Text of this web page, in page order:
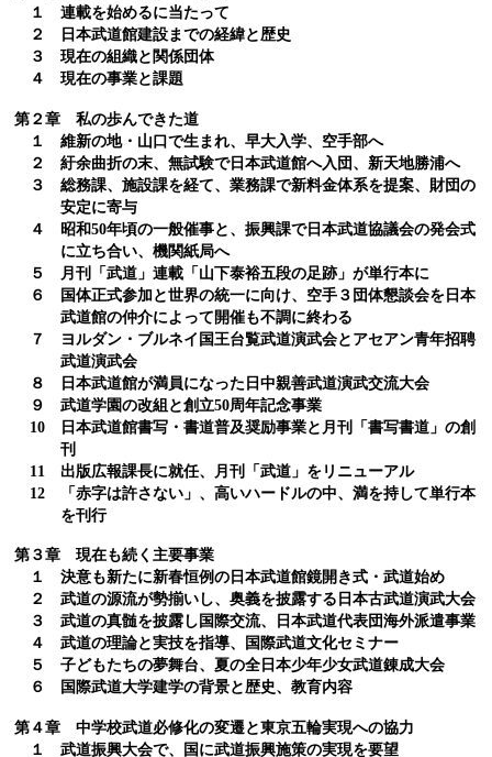
１ 連載を始めるに当たって
２ 日本武道館建設までの経緯と歴史
３ 現在の組織と関係団体
４ 現在の事業と課題
第２章 私の歩んできた道
１ 維新の地・山口で生まれ、早大入学、空手部へ
２ 紆余曲折の末、無試験で日本武道館へ入団、新天地勝浦へ
３ 総務課、施設課を経て、業務課で新料金体系を提案、財団の
安定に寄与
４ 昭和50年頃の一般催事と、振興課で日本武道協議会の発会式
に立ち合い、機関紙局へ
５ 月刊「武道」連載「山下泰裕五段の足跡」が単行本に
６ 国体正式参加と世界の統一に向け、空手３団体懇談会を日本
武道館の仲介によって開催も不調に終わる
７ ヨルダン・ブルネイ国王台覧武道演武会とアセアン青年招聘
武道演武会
８ 日本武道館が満員になった日中親善武道演武交流大会
９ 武道学園の改組と創立50周年記念事業
10 日本武道館書写・書道普及奨励事業と月刊「書写書道」の創
刊
11 出版広報課長に就任、月刊「武道」をリニューアル
12 「赤字は許さない」、高いハードルの中、満を持して単行本
を刊行
第３章 現在も続く主要事業
１ 決意も新たに新春恒例の日本武道館鏡開き式・武道始め
２ 武道の源流が勢揃いし、奥義を披露する日本古武道演武大会
３ 武道の真髄を披露し国際交流、日本武道代表団海外派遣事業
４ 武道の理論と実技を指導、国際武道文化セミナー
５ 子どもたちの夢舞台、夏の全日本少年少女武道錬成大会
６ 国際武道大学建学の背景と歴史、教育内容
第４章 中学校武道必修化の変遷と東京五輪実現への協力
１ 武道振興大会で、国に武道振興施策の実現を要望